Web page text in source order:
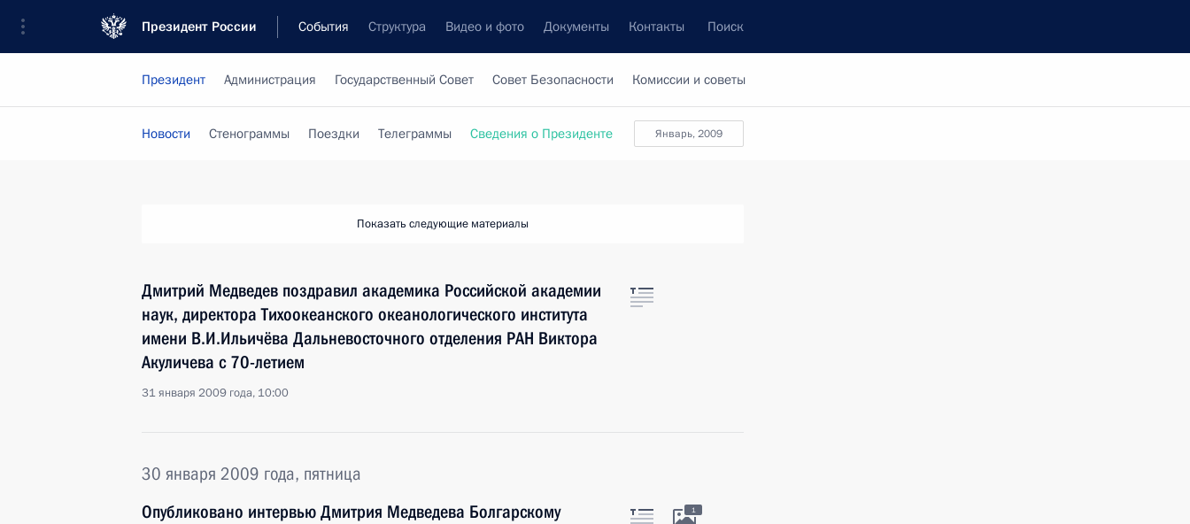
Президент России События Структура Видео и фото Документы Контакты Поиск
Президент Администрация Государственный Совет Совет Безопасности Комиссии и советы
январь, 2009
Новости Стенограммы Поездки Телеграммы Сведения о Президенте
Показать следующие материалы
Дмитрий Медведев поздравил академика Российской академии
наук, директора Тихоокеанского океанологического института
имени В.И.Ильичёва Дальневосточного отделения РАН Виктора
Акуличева с 70-летием
31 января 2009 года, 10:00
30 января 2009 года, пятница
Опубликовано интервью Дмитрия Медведева Болгарскому
1